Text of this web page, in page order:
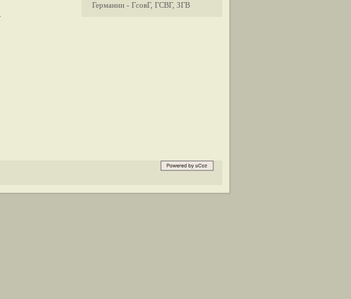
Германии - ГсовГ, ГСВГ, ЗГВ